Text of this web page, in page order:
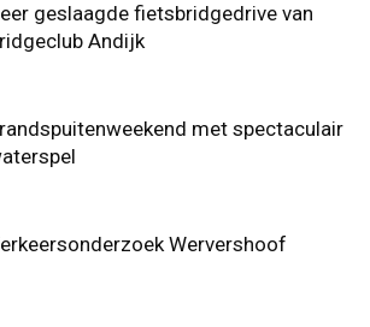
geslaagde fietsbridgedrive van
Andijk
met spectaculair
Wervershoof